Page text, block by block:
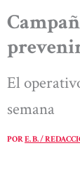
El
semana
PORE. B. /